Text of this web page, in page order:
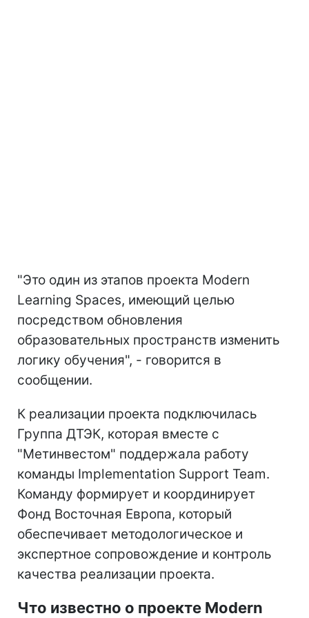
"Это один из этапов проекта Modern
Learning Spaces, имеющий целью
посредством обновления
образовательных пространств изменить
логику обучения", - говорится в
сообщении.
К реализации проекта подключилась
Группа ДТЭК, которая вместе с
"Метинвестом" поддержала работу
команды Implementation Support Team.
Команду формирует и координирует
Фонд Восточная Европа, который
обеспечивает методологическое и
экспертное сопровождение и контроль
качества реализации проекта.
Что известно о проекте Modern